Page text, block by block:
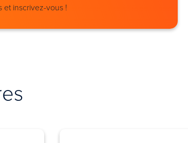
et inscrivez-vous !